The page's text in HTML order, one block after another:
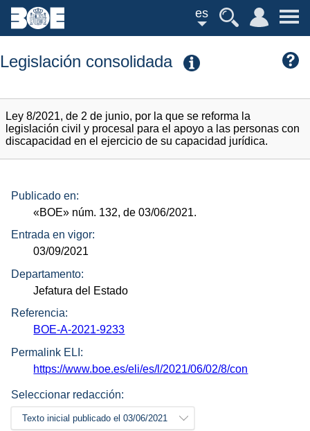
es
Legislación consolidada
Ley 8/2021, de 2 de junio, por la que se reforma la
legislación civil y procesal para el apoyo a las personas con
discapacidad en el ejercicio de su capacidad jurídica.
Publicado en:
«BOE» núm. 132, de 03/06/2021.
Entrada en vigor:
03/09/2021
Departamento:
Jefatura del Estado
Referencia:
BOE-A-2021-9233
Permalink ELI:
https://www.boe.es/eli/es/l/2021/06/02/8/con
Seleccionar redacción:
Texto inicial publicado el 03/06/2021